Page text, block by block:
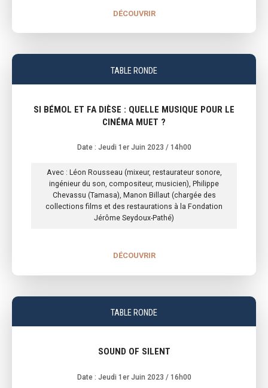
DÉCOUVRIR
TABLE RONDE
SI BÉMOL ET FA DIÈSE : QUELLE MUSIQUE POUR LE
CINÉMA MUET ?
Date : Jeudi 1er Juin 2023 / 14h00
Avec : Léon Rousseau (mixeur, restaurateur sonore,
ingénieur du son, compositeur, musicien), Philippe
Chevassu (Tamasa), Manon Billaut (chargée des
collections films et des restaurations à la Fondation
Jérôme Seydoux-Pathé)
DÉCOUVRIR
TABLE RONDE
SOUND OF SILENT
Date : Jeudi 1er Juin 2023 / 16h00